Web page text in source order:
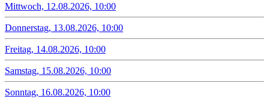
Mittwoch, 12.08.2026, 10:00
Donnerstag, 13.08.2026, 10:00
Freitag, 14.08.2026, 10:00
Samstag, 15.08.2026, 10:00
Sonntag, 16.08.2026, 10:00